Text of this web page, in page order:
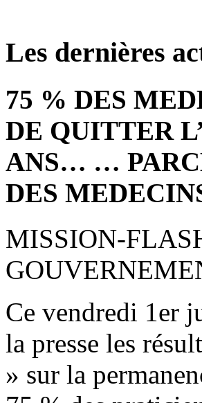
Les dernières
75 % DES
DE QUITTER
ANS… …
DES
MISSION-
Ce vendredi 1er
la presse les
» sur la